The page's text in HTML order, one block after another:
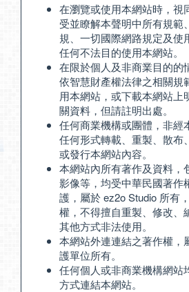
在瀏覽或使用本網站時，視
受並瞭解本聲明中所有規範
規、一切國際網路規定及使
任何不法目的使用本網站。
在限於個人及非商業目的的
依智慧財產權法律之相關規
用本網站，或下載本網站上
關資料，但請註明出處。
任何商業機構或團體，非經
任何形式轉載、重製、散布
或發行本網站內容。
本網站內所有著作及資料，
影像等，均受中華民國著作
護，屬於 ez2o Studio 所有
權，不得擅自重製、修改、
其他方式非法使用。
本網站外連連結之著作權，
護單位所有。
任何個人或非商業機構網站
方式連結本網站。